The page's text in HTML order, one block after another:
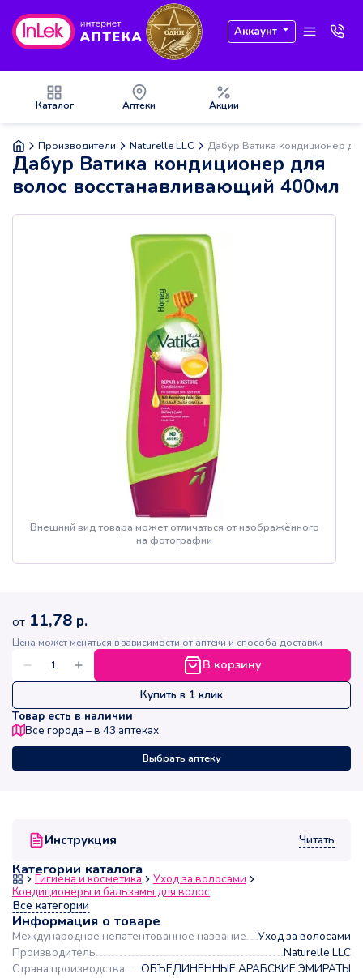
Аккаунт
Каталог Аптеки Акции
Производители Naturelle LLC Дабур Ватика кондиционер
Дабур Ватика кондиционер для
волос восстанавливающий 400мл
Внешний вид товара может отличаться от изображённого
на фотографии
Инструкция Читать
Категории каталога
Гигиена и косметика
Уход за волосами
Кондиционеры и бальзамы для волос
Все категории
Информация о товаре
Международное непатентованное название
Уход за волосами
Производитель
Naturelle LLC
Страна производства
ОБЪЕДИНЕННЫЕ АРАБСКИЕ ЭМИРАТЫ
от 11,78 р.
Цена может меняться в зависимости от аптеки и способа доставки
В корзину
Купить в 1 клик
Товар есть в наличии
Все города – в 43 аптеках
Выбрать аптеку